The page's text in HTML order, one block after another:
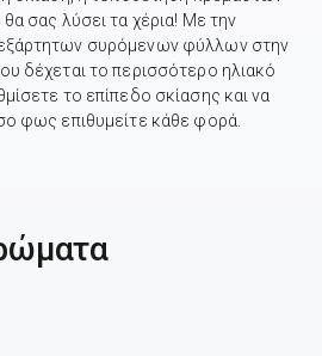
σας λύσει τα χέρια! Με την
συρόμενων φύλλων στην
δέχεται το περισσότερο ηλιακό
το επίπεδο σκίασης και να
φως επιθυμείτε κάθε φορά.